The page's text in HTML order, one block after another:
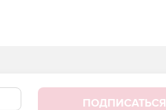
ПОДПИСАТЬСЯ